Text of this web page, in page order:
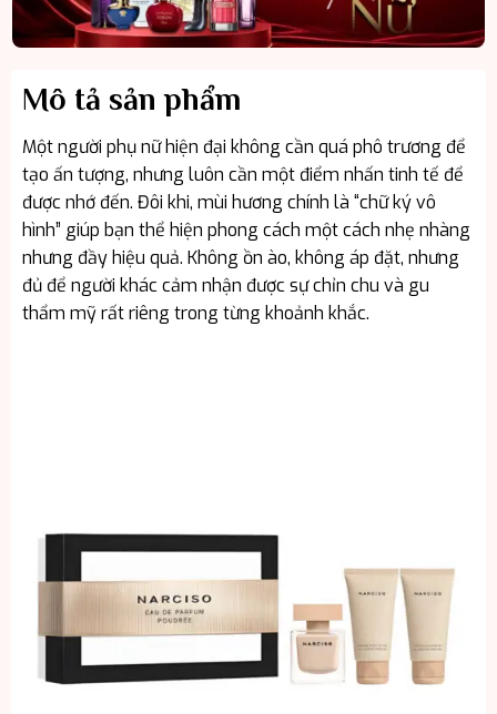
Mô tả sản phẩm
Một người phụ nữ hiện đại không cần quá phô trương để
tạo ấn tượng, nhưng luôn cần một điểm nhấn tinh tế để
được nhớ đến. Đôi khi, mùi hương chính là “chữ ký vô
hình” giúp bạn thể hiện phong cách một cách nhẹ nhàng
nhưng đầy hiệu quả. Không ồn ào, không áp đặt, nhưng
đủ để người khác cảm nhận được sự chỉn chu và gu
thẩm mỹ rất riêng trong từng khoảnh khắc.